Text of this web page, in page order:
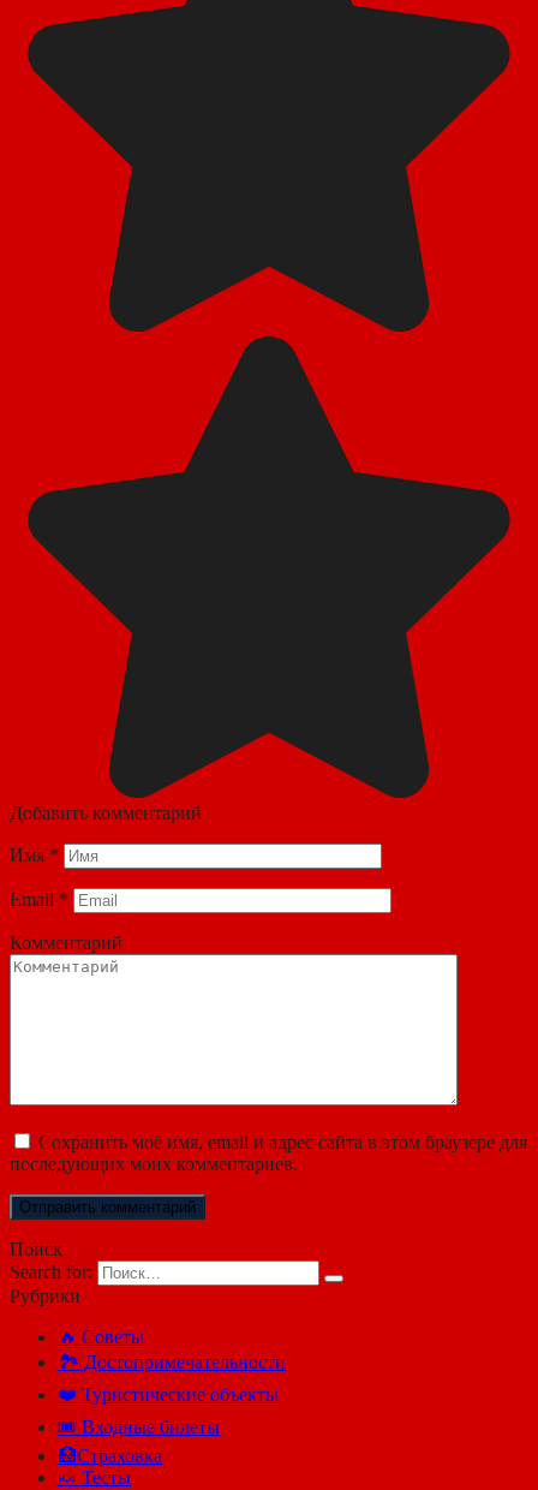
Добавить комментарий
Имя *
Email *
Комментарий
Сохранить моё имя, email и адрес сайта в этом браузере для
последующих моих комментариев.
Поиск
Search for:
Рубрики
🔥 Советы
🏞️ Достопримечательности
❤️ Туристические объекты
🎟️ Входные билеты
🏥Страховка
🍬 Тесты